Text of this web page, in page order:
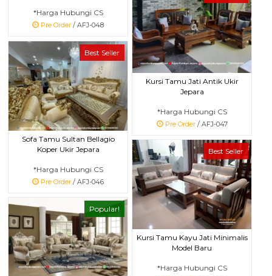
*Harga Hubungi CS
Pre Order / AFJ-048
Kursi Tamu Jati Antik Ukir
Jepara
*Harga Hubungi CS
Pre Order/ AFJ-047
Best Seller
Sofa Tamu Sultan Bellagio
Koper Ukir Jepara
*Harga Hubungi CS
Pre Order / AFJ-046
Best Seller
Kursi Tamu Kayu Jati Minimalis
Model Baru
*Harga Hubungi CS
Popular!